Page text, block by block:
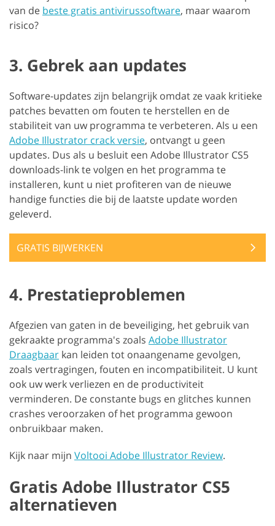
van de beste gratis antivirussoftware, maar waarom
risico?
3. Gebrek aan updates
Software-updates zijn belangrijk omdat ze vaak kritieke
patches bevatten om fouten te herstellen en de
stabiliteit van uw programma te verbeteren. Als u een
Adobe Illustrator crack versie, ontvangt u geen
updates. Dus als u besluit een Adobe Illustrator CS5
downloads-link te volgen en het programma te
installeren, kunt u niet profiteren van de nieuwe
handige functies die bij de laatste update worden
geleverd.
GRATIS BIJWERKEN
4. Prestatieproblemen
Afgezien van gaten in de beveiliging, het gebruik van
gekraakte programma's zoals Adobe Illustrator
Draagbaar kan leiden tot onaangename gevolgen,
zoals vertragingen, fouten en incompatibiliteit. U kunt
ook uw werk verliezen en de productiviteit
verminderen. De constante bugs en glitches kunnen
crashes veroorzaken of het programma gewoon
onbruikbaar maken.
Kijk naar mijn Voltooi Adobe Illustrator Review.
Gratis Adobe Illustrator CS5
alternatieven